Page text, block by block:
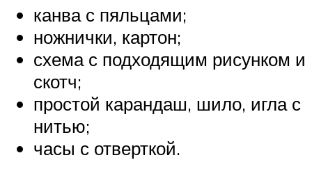
канва с пяльцами;
ножнички, картон;
схема с подходящим рисунком и
скотч;
простой карандаш, шило, игла с
нитью;
часы с отверткой.